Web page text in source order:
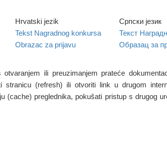
Hrvatski jezik
Српски језик
Tekst Nagradnog konkursa
Текст
Obrazac za prijavu
Образац за
ili preuzimanjem prateće
stranicu (refresh) ili otvoriti link u drugom
(cache) preglednika, pokušati pristup s drugog